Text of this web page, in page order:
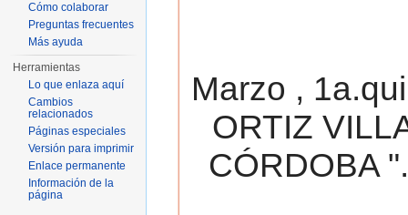
Marzo ,
ORTIZ
CÓRDOBA
Cómo colaborar
Preguntas frecuentes
Más ayuda
Herramientas
Lo que enlaza aquí
Cambios
relacionados
Páginas especiales
Versión para imprimir
Enlace permanente
Información de la
página